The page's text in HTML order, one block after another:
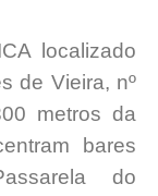
localizado
de Vieira, nº
metros da
bares
do